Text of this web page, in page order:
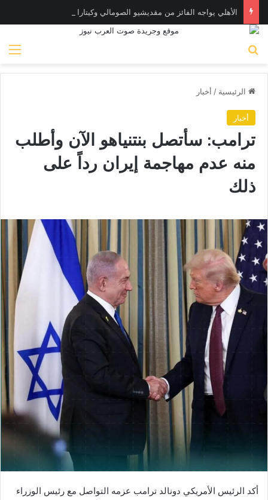
الرئيسية / أخبار
أخبار
ترامب: سأتصل بنتنياهو الآن وأطلب
منه عدم مهاجمة إيران رداً على
ذلك
أكد الرئيس الأمريكي دونالد ترامب عزمه التواصل مع رئيس الوزراء